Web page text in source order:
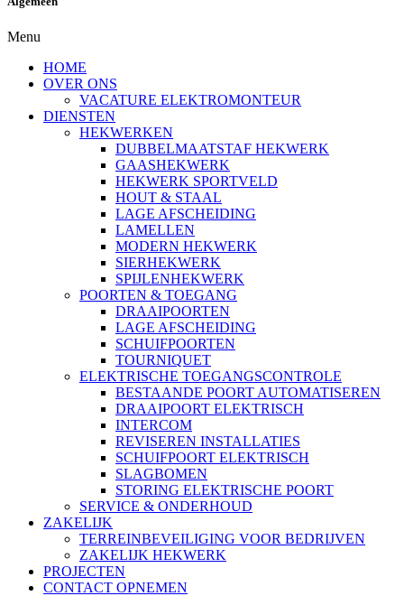
Menu
HOME
OVER ONS
VACATURE ELEKTROMONTEUR
DIENSTEN
HEKWERKEN
DUBBELMAATSTAF HEKWERK
GAASHEKWERK
HEKWERK SPORTVELD
HOUT & STAAL
LAGE AFSCHEIDING
LAMELLEN
MODERN HEKWERK
SIERHEKWERK
SPIJLENHEKWERK
POORTEN & TOEGANG
DRAAIPOORTEN
LAGE AFSCHEIDING
SCHUIFPOORTEN
TOURNIQUET
ELEKTRISCHE TOEGANGSCONTROLE
BESTAANDE POORT AUTOMATISEREN
DRAAIPOORT ELEKTRISCH
INTERCOM
REVISEREN INSTALLATIES
SCHUIFPOORT ELEKTRISCH
SLAGBOMEN
STORING ELEKTRISCHE POORT
SERVICE & ONDERHOUD
ZAKELIJK
TERREINBEVEILIGING VOOR BEDRIJVEN
ZAKELIJK HEKWERK
PROJECTEN
CONTACT OPNEMEN